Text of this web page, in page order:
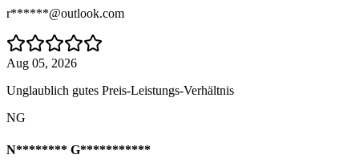
r******@outlook.com
Aug 05, 2026
Unglaublich gutes Preis-Leistungs-Verhältnis
NG
N******** G***********